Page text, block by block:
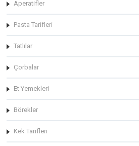
Aperatifler
Pasta Tarifleri
Tatlılar
Çorbalar
Et Yemekleri
Börekler
Kek Tarifleri